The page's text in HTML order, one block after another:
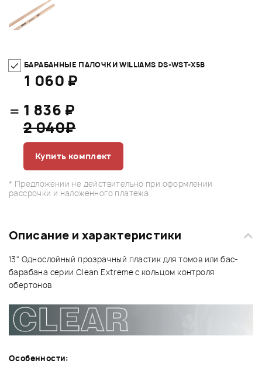
БАРАБАННЫЕ ПАЛОЧКИ WILLIAMS DS-WST-X5B
1 060 ₽
= 1 836 ₽
2 040₽
Купить комплект
* Предложении не действительно при оформлении
рассрочки и наложенного платежа
Описание и характеристики
13" Однослойный прозрачный пластик для томов или бас-
барабана серии Clean Extreme с кольцом контроля
обертонов
Особенности: